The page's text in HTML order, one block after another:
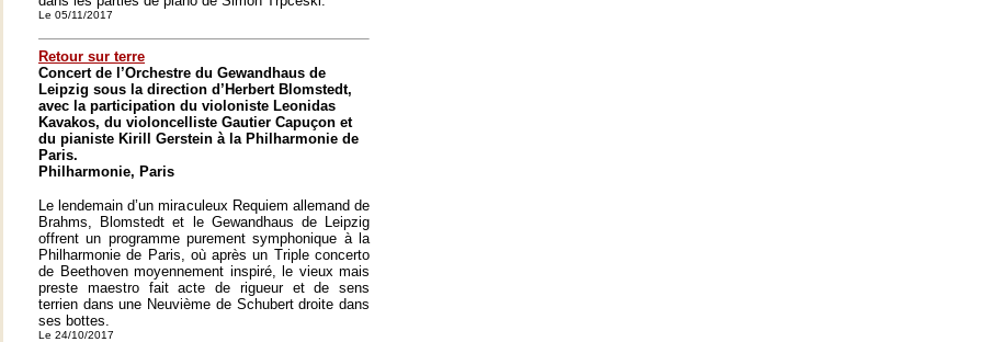
Le 05/11/2017
Retour sur terre
Concert de l’Orchestre du Gewandhaus de
Leipzig sous la direction d’Herbert Blomstedt,
avec la participation du violoniste Leonidas
Kavakos, du violoncelliste Gautier Capuçon et
du pianiste Kirill Gerstein à la Philharmonie de
Paris.
Philharmonie, Paris
Le lendemain d’un miraculeux Requiem allemand de
Brahms, Blomstedt et le Gewandhaus de Leipzig
offrent un programme purement symphonique à la
Philharmonie de Paris, où après un Triple concerto
de Beethoven moyennement inspiré, le vieux mais
preste maestro fait acte de rigueur et de sens
terrien dans une Neuvième de Schubert droite dans
ses bottes.
Le 24/10/2017